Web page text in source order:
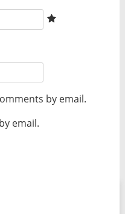
by email.
email.